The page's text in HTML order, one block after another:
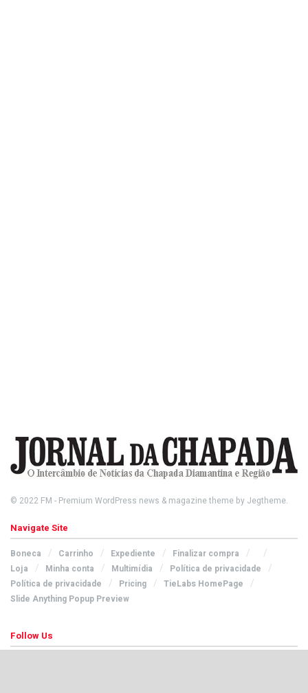
© 2022 FM - Premium WordPress news & magazine theme by Jegtheme.
Navigate Site
Boneca Carrinho Expediente
Finalizar compra
Loja
Minha conta Multimídia
Política de privacidade
Política de privacidade
Pricing
TieLabs HomePage
Slide Anything Popup Preview
Follow Us